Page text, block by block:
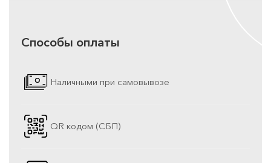
Способы оплаты
Наличными при самовывозе
QR кодом (СБП)